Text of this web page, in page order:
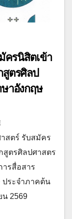
ครนิสิตเข้า
ตรศิลป
าอังกฤษ
สตร์ รับสมัคร
ตรศิลปศาสตร
รสื่อสาร
ประจำภาคต้น
น 2569